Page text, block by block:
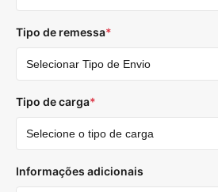
Tipo de remessa*
Tipo de carga*
Informações adicionais